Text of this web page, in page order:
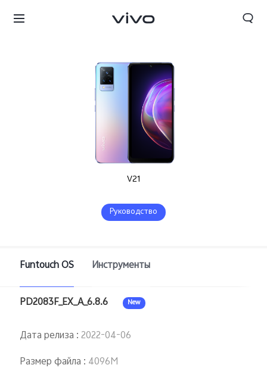
V21
Руководство
Funtouch OS Инструменты
PD2083F_EX_A_6.8.6 New
Дата релиза :2022-04-06
Размер файла : 4096M